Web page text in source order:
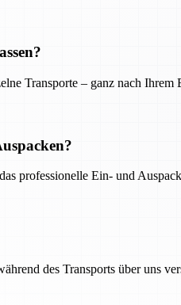
Transporte – ganz nach Ihrem
professionelle Ein- und
des Transports über uns